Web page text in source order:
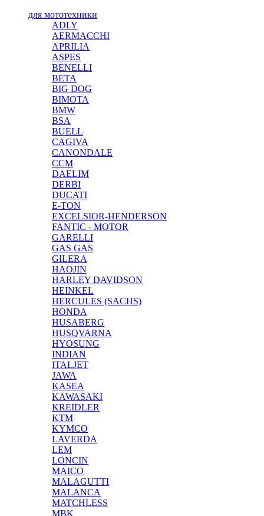
для мототехники
ADLY
AERMACCHI
APRILIA
ASPES
BENELLI
BETA
BIG DOG
BIMOTA
BMW
BSA
BUELL
CAGIVA
CANONDALE
CCM
DAELIM
DERBI
DUCATI
E-TON
EXCELSIOR-HENDERSON
FANTIC - MOTOR
GARELLI
GAS GAS
GILERA
HAOJIN
HARLEY DAVIDSON
HEINKEL
HERCULES (SACHS)
HONDA
HUSABERG
HUSQVARNA
HYOSUNG
INDIAN
ITALJET
JAWA
KASEA
KAWASAKI
KREIDLER
KTM
KYMCO
LAVERDA
LEM
LONCIN
MAICO
MALAGUTTI
MALANCA
MATCHLESS
MBK